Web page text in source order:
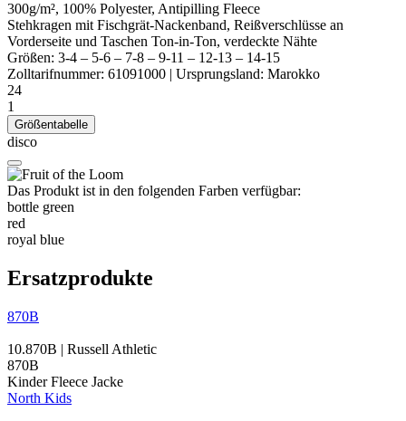
300g/m², 100% Polyester, Antipilling Fleece
Stehkragen mit Fischgrät-Nackenband, Reißverschlüsse an
Vorderseite und Taschen Ton-in-Ton, verdeckte Nähte
Größen: 3-4 – 5-6 – 7-8 – 9-11 – 12-13 – 14-15
Zolltarifnummer: 61091000 | Ursprungsland: Marokko
24
1
Größentabelle
disco
Das Produkt ist in den folgenden Farben verfügbar:
bottle green
red
royal blue
Ersatzprodukte
870B
10.870B | Russell Athletic
870B
Kinder Fleece Jacke
North Kids